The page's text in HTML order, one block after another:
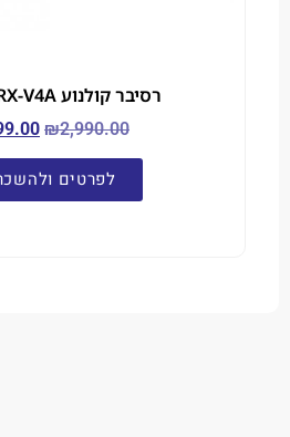
רסיבר קולנוע Yamaha RX-V4A
₪
₪2,699.00
לפרטים ולהשכרה